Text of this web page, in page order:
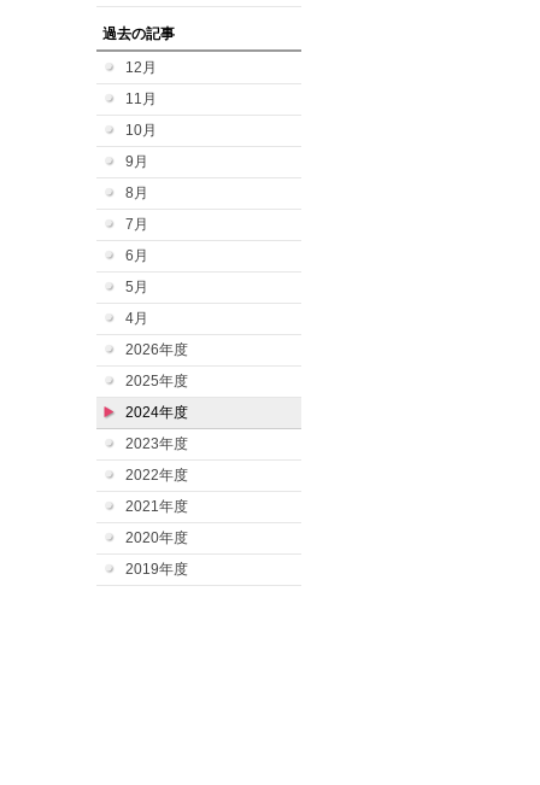
過去の記事
12月
11月
10月
9月
8月
7月
6月
5月
4月
2026年度
2025年度
2024年度
2023年度
2022年度
2021年度
2020年度
2019年度